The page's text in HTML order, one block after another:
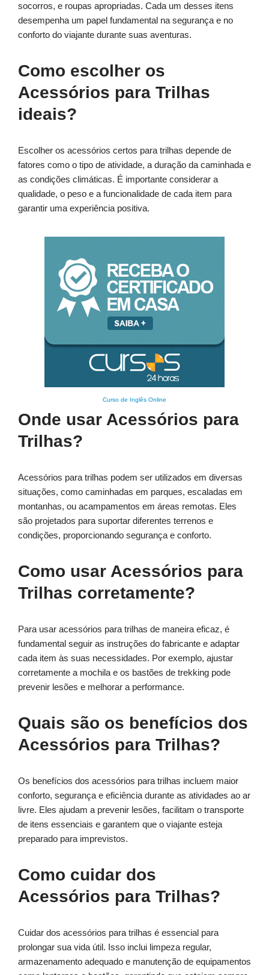
socorros, e roupas apropriadas. Cada um desses itens
desempenha um papel fundamental na segurança e no
conforto do viajante durante suas aventuras.
Como escolher os
Acessórios para Trilhas
ideais?
Escolher os acessórios certos para trilhas depende de
fatores como o tipo de atividade, a duração da caminhada e
as condições climáticas. É importante considerar a
qualidade, o peso e a funcionalidade de cada item para
garantir uma experiência positiva.
Curso de Inglês Online
Onde usar Acessórios para
Trilhas?
Acessórios para trilhas podem ser utilizados em diversas
situações, como caminhadas em parques, escaladas em
montanhas, ou acampamentos em áreas remotas. Eles
são projetados para suportar diferentes terrenos e
condições, proporcionando segurança e conforto.
Como usar Acessórios para
Trilhas corretamente?
Para usar acessórios para trilhas de maneira eficaz, é
fundamental seguir as instruções do fabricante e adaptar
cada item às suas necessidades. Por exemplo, ajustar
corretamente a mochila e os bastões de trekking pode
prevenir lesões e melhorar a performance.
Quais são os benefícios dos
Acessórios para Trilhas?
Os benefícios dos acessórios para trilhas incluem maior
conforto, segurança e eficiência durante as atividades ao ar
livre. Eles ajudam a prevenir lesões, facilitam o transporte
de itens essenciais e garantem que o viajante esteja
preparado para imprevistos.
Como cuidar dos
Acessórios para Trilhas?
Cuidar dos acessórios para trilhas é essencial para
prolongar sua vida útil. Isso inclui limpeza regular,
armazenamento adequado e manutenção de equipamentos